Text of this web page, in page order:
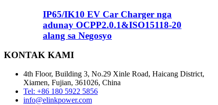
IP65/IK10 EV Car Charger nga
adunay OCPP2.0.1&ISO15118-20
alang sa Negosyo
KONTAK KAMI
4th Floor, Building 3, No.29 Xinle Road, Haicang District,
Xiamen, Fujian, 361026, China
Tel: +86 180 5922 5856
info@elinkpower.com